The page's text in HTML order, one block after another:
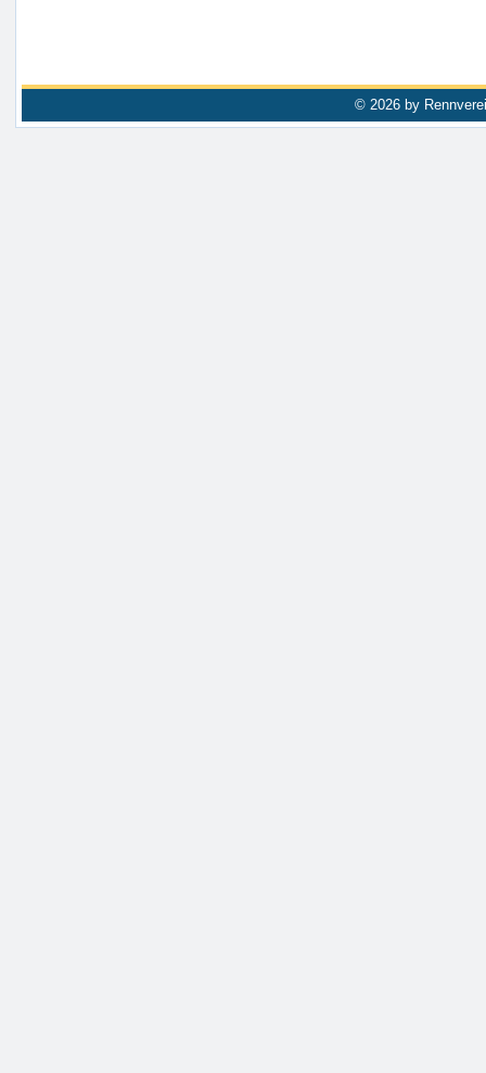
© 2026 by